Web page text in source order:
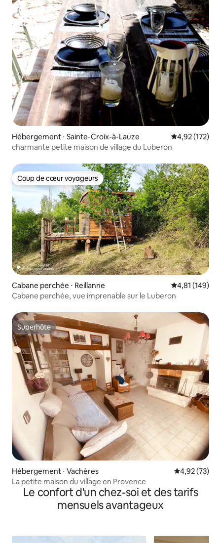
Hébergement ⋅ Sainte-Croix-à-Lauze Évaluation
4,92 (172)
charmante petite maison de village du Luberon
Coup de cœur voyageurs
Coup de cœur voyageurs
Cabane perchée ⋅ Reillanne Évaluation
4,81 (149)
Cabane perchée, vue imprenable sur le Luberon
Superhôte
Superhôte
Hébergement ⋅ Vachères Évaluation
4,92 (73)
La petite maison du village en Provence
Le confort d'un chez-soi et des tarifs
mensuels avantageux